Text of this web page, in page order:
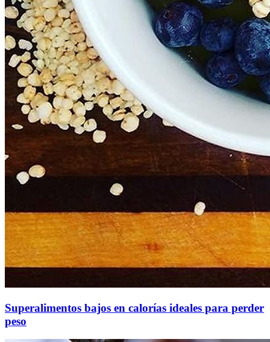
Superalimentos bajos en calorías ideales para perder
peso